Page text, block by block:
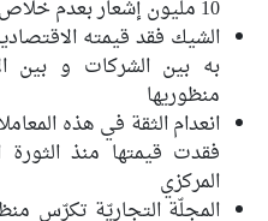
10 مليون إشعار بعدم خلاص شيكات سنويا
الشيك فقد قيمته
به بين الشركات و
منظوريها
انعدام الثقة في هذه
فقدت قيمتها منذ
المركزي